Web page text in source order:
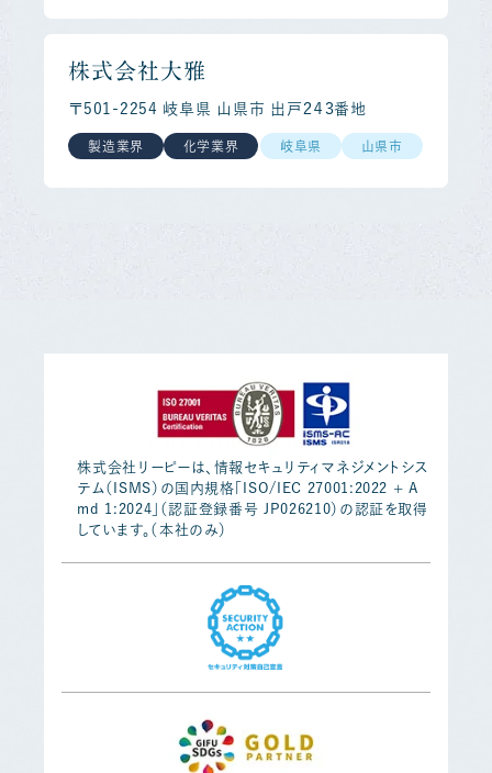
株式会社大雅
〒501-2254 岐阜県 山県市 出戸２４３番地
製造業界 化学業界 岐阜県 山県市
株式会社リーピーは、情報セキュリティマネジメントシス
テム（ISMS）の国内規格「ISO/IEC 27001:2022 + A
md 1:2024」（認証登録番号 JP026210）の認証を取得
しています。（本社のみ）